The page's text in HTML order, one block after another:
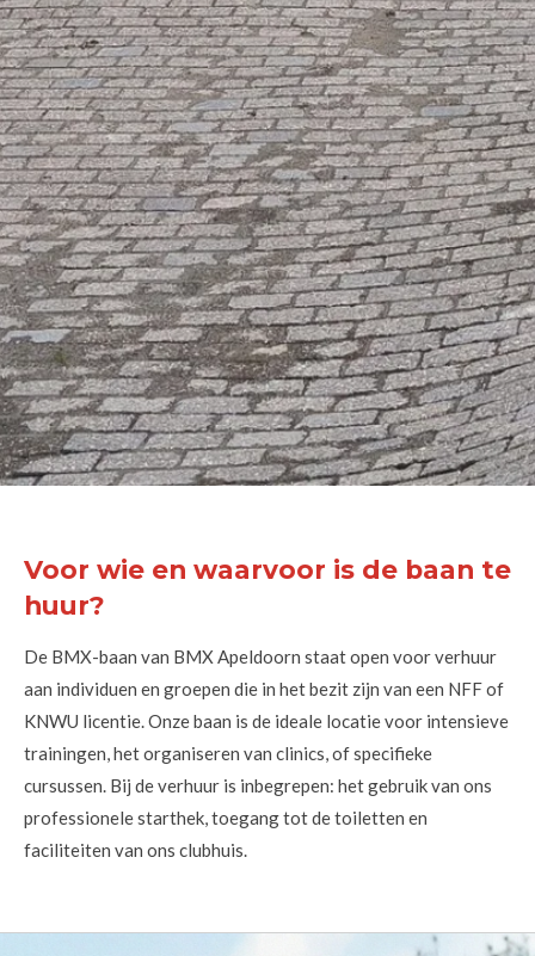
Voor wie en waarvoor is de baan te
huur?
De BMX-baan van BMX Apeldoorn staat open voor verhuur
aan individuen en groepen die in het bezit zijn van een NFF of
KNWU licentie. Onze baan is de ideale locatie voor intensieve
trainingen, het organiseren van clinics, of specifieke
cursussen. Bij de verhuur is inbegrepen: het gebruik van ons
professionele starthek, toegang tot de toiletten en
faciliteiten van ons clubhuis.